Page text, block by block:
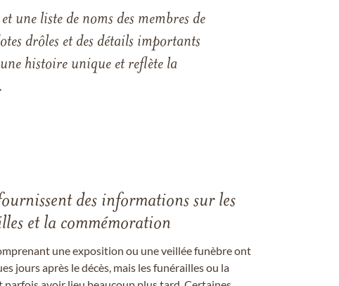
une liste de noms des membres de
drôles et des détails importants
histoire unique et reflète la
des informations sur les
et la commémoration
une exposition ou une veillée funèbre ont
jours après le décès, mais les funérailles ou la